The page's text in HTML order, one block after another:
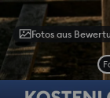
Fotos aus